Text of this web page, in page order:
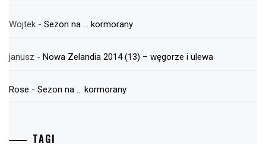
Wojtek - Sezon na … kormorany
janusz - Nowa Zelandia 2014 (13) – węgorze i ulewa
Rose - Sezon na … kormorany
TAGI